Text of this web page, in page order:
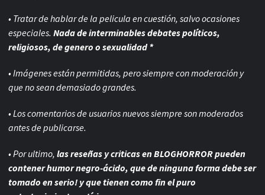
• Tratar de hablar de la pelicula en cuestión, salvo ocasiones
especiales. Nada de interminables debates políticos,
religiosos, de genero o sexualidad *
• Imágenes están permitidas, pero siempre conmoderación y
que no sean demasiado grandes.
• Los comentarios de usuarios nuevos siempre son moderados
antes de publicarse.
• Por ultimo, las reseñas y criticas en BLOGHORROR pueden
contener humor negro-ácido, que de ninguna forma debe ser
tomado en serio! y que tienen como fin el puro